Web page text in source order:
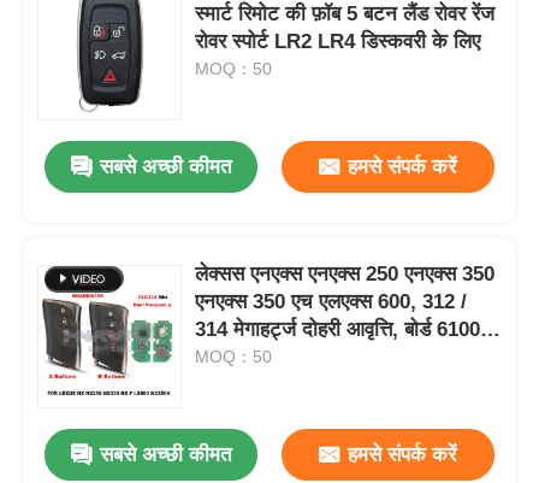
स्मार्ट रिमोट की फ़ॉब 5 बटन लैंड रोवर रेंज
रोवर स्पोर्ट LR2 LR4 डिस्कवरी के लिए
MOQ：50
सबसे अच्छी कीमत हमसे संपर्क करें
लेक्सस एनएक्स एनएक्स 250 एनएक्स 350
एनएक्स 350 एच एलएक्स 600, 312 /
314 मेगाहर्ट्ज दोहरी आवृत्ति, बोर्ड 6100,
8990 एच-एफ 6031 एचवाईक्यू 14
MOQ：50
सबसे अच्छी कीमत हमसे संपर्क करें